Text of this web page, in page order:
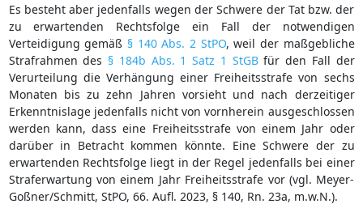
Es besteht aber jedenfalls wegen der Schwere der Tat bzw. der
zu erwartenden Rechtsfolge ein Fall der notwendigen
Verteidigung gemäß § 140 Abs. 2 StPO, weil der maßgebliche
Strafrahmen des § 184b Abs. 1 Satz 1 StGBfür den Fall der
Verurteilung die Verhängung einer Freiheitsstrafe von sechs
Monaten bis zu zehn Jahren vorsieht und nach derzeitiger
Erkenntnislage jedenfalls nicht von vornherein ausgeschlossen
werden kann, dass eine Freiheitsstrafe von einem Jahr oder
darüber in Betracht kommen könnte. Eine Schwere der zu
erwartenden Rechtsfolge liegt in der Regel jedenfalls bei einer
Straferwartung von einem Jahr Freiheitsstrafe vor (vgl. Meyer-
Goßner/Schmitt, StPO, 66. Aufl. 2023, § 140, Rn. 23a, m.w.N.).